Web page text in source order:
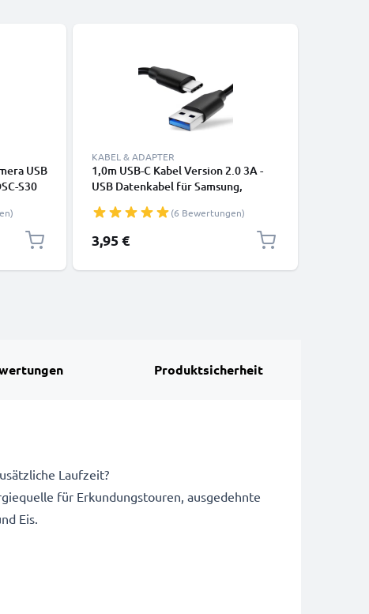
USB
S30
PVC
KABEL & ADAPTER
1,0m USB-C Kabel Version 2.0 3A -
USB Datenkabel für Samsung,
Canon, Panasonic Lumix, Sony,
GoPro uvm PVC schwarz
(6 Bewertungen)
3,95 €
Produktsicherheit
Laufzeit?
für Erkundungstouren, ausgedehnte
Eis.